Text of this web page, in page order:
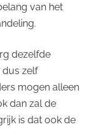
van het
dezelfde
dus zelf
mogen alleen
dan zal de
is dat ook de